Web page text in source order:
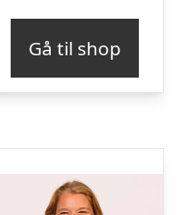
Gå til shop